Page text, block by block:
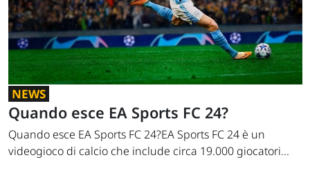
NEWS
Quando esce EA Sports FC 24?
Quando esce EA Sports FC 24?EA Sports FC 24 è un
videogioco di calcio che include circa 19.000 giocatori...